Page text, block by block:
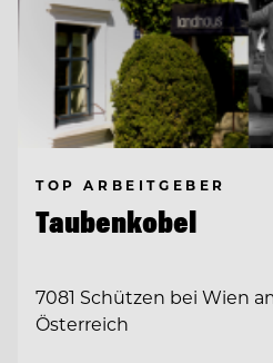
TOP ARBEITGEBER
Taubenkobel
7081 Schützen bei Wien
Österreich